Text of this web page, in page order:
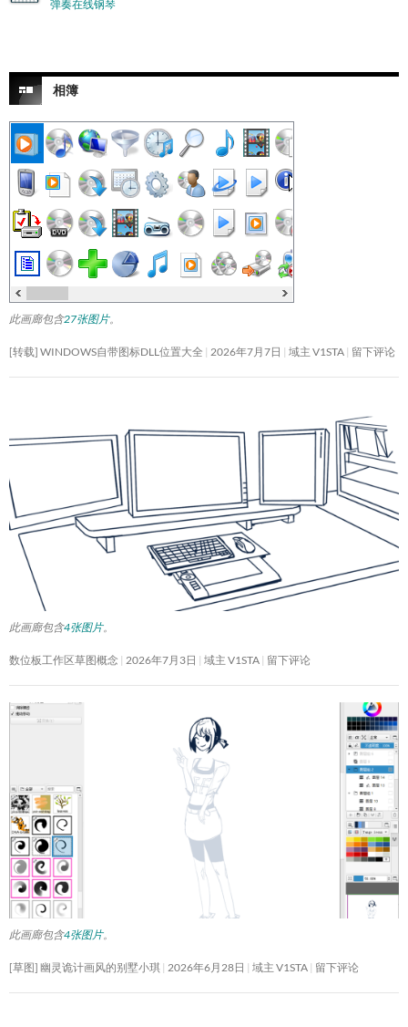
弹奏在线钢琴
相簿
此画廊包含27张图片。
[转载] WINDOWS自带图标DLL位置大全 2026年7月7日 域主 V1STA 留下评论
此画廊包含4张图片。
数位板工作区草图概念 2026年7月3日 域主 V1STA 留下评论
此画廊包含4张图片。
[草图] 幽灵诡计画风的别墅小琪 2026年6月28日 域主 V1STA 留下评论